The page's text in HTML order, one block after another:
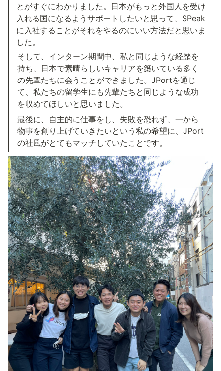
とがすぐにわかりました。日本がもっと外国人を受け
入れる国になるようサポートしたいと思って、SPeak
に入社することがそれをやるのにいい方法だと思いま
した。
そして、インターン期間中、私と同じような経歴を
持ち、日本で素晴らしいキャリアを築いている多く
の先輩たちに会うことができました。JPortを通じ
て、私たちの留学生にも先輩たちと同じような成功
を収めてほしいと思いました。
最後に、自主的に仕事をし、失敗を恐れず、一から
物事を創り上げていきたいという私の希望に、JPort
の社風がとてもマッチしていたことです。